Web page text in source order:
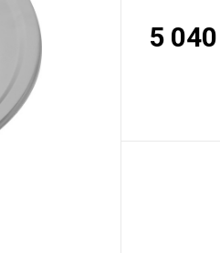
5